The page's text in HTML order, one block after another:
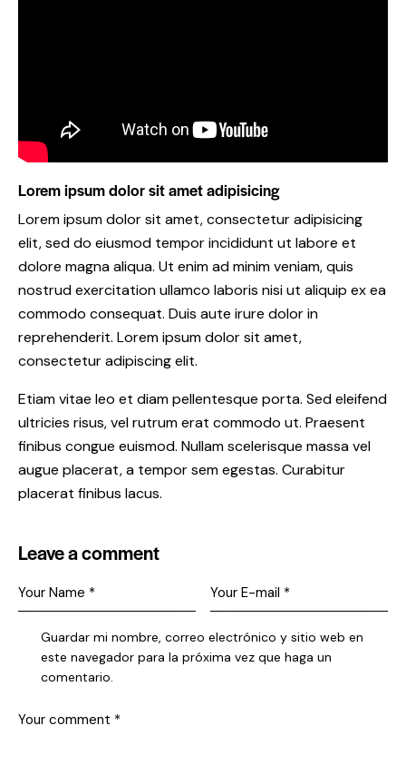
Lorem ipsum dolor sit amet adipisicing
Lorem ipsum dolor sit amet, consectetur adipisicing
elit, sed do eiusmod tempor incididunt ut labore et
dolore magna aliqua. Ut enim ad minim veniam, quis
nostrud exercitation ullamco laboris nisi ut aliquip ex ea
commodo consequat. Duis aute irure dolor in
reprehenderit. Lorem ipsum dolor sit amet,
consectetur adipiscing elit.
Etiam vitae leo et diam pellentesque porta. Sed eleifend
ultricies risus, vel rutrum erat commodo ut. Praesent
finibus congue euismod. Nullam scelerisque massa vel
augue placerat, a tempor sem egestas. Curabitur
placerat finibus lacus.
Leave a comment
Guardar mi nombre, correo electrónico y sitio web en
este navegador para la próxima vez que haga un
comentario.